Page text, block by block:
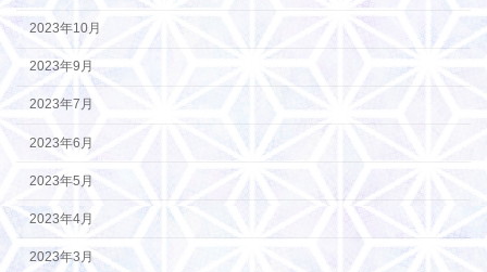
2023年10月
2023年9月
2023年7月
2023年6月
2023年5月
2023年4月
2023年3月